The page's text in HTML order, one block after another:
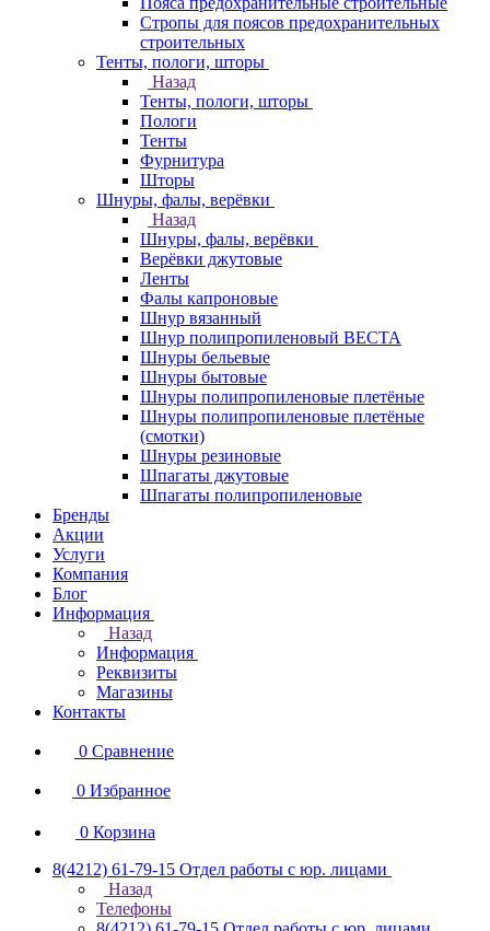
Стропы для поясов предохранительных
строительных
Тенты, пологи, шторы
Назад
Тенты, пологи, шторы
Пологи
Тенты
Фурнитура
Шторы
Шнуры, фалы, верёвки
Назад
Шнуры, фалы, верёвки
Верёвки джутовые
Ленты
Фалы капроновые
Шнур вязанный
Шнур полипропиленовый ВЕСТА
Шнуры бельевые
Шнуры бытовые
Шнуры полипропиленовые плетёные
Шнуры полипропиленовые плетёные
(смотки)
Шнуры резиновые
Шпагаты джутовые
Шпагаты полипропиленовые
Бренды
Акции
Услуги
Компания
Блог
Информация
Назад
Информация
Реквизиты
Магазины
Контакты
0 Сравнение
0 Избранное
0 Корзина
8(4212) 61-79-15 Отдел работы с юр. лицами
Назад
Телефоны